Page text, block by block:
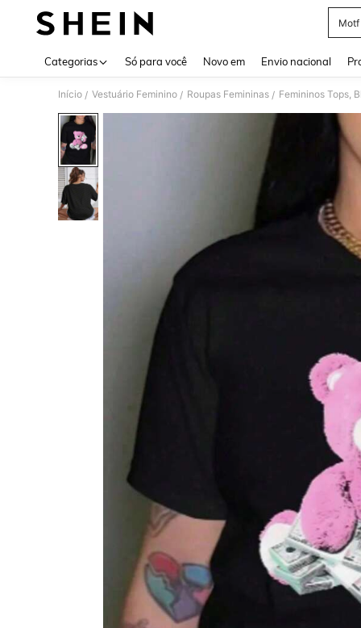
Motf
Categorias Só para você Novo em Envio nacional
Início / Vestuário Feminino / Roupas Femininas / Femininos Tops,